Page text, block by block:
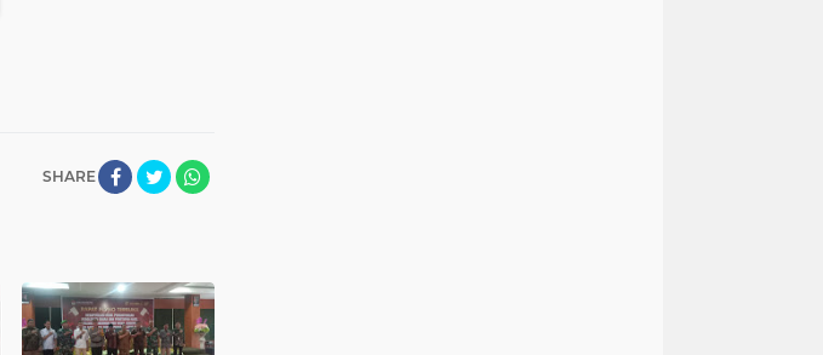
SHARE